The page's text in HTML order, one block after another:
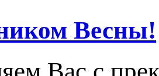
Весны!